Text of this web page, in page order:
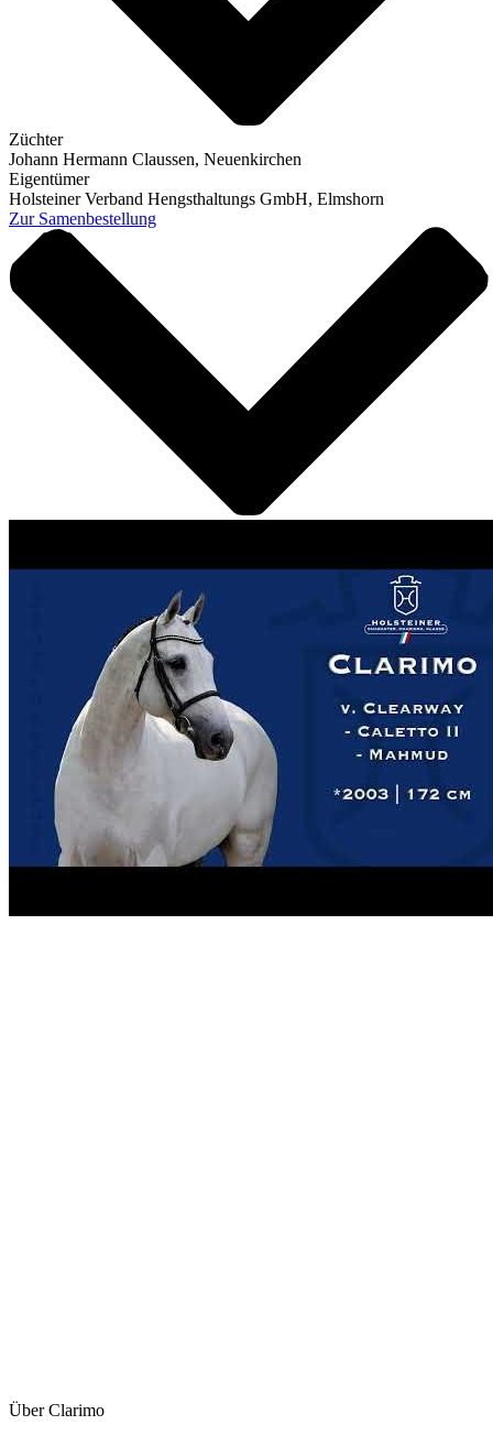
Züchter
Johann Hermann Claussen, Neuenkirchen
Eigentümer
Holsteiner Verband Hengsthaltungs GmbH, Elmshorn
Zur Samenbestellung
Über Clarimo